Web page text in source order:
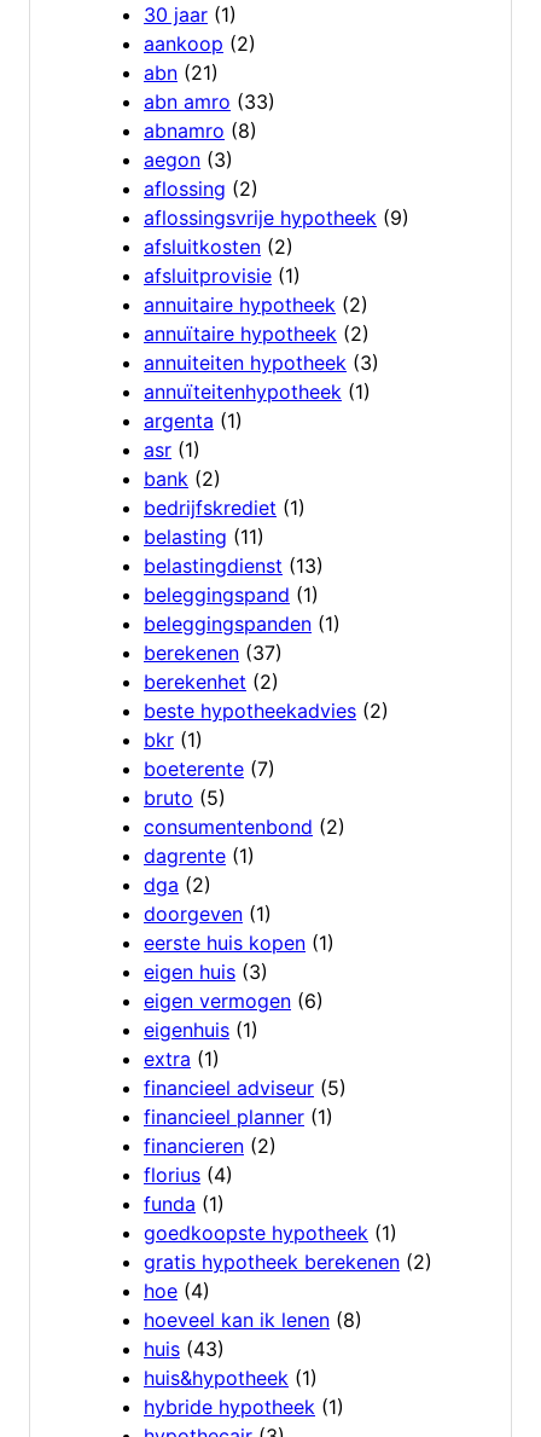
30 jaar (1)
aankoop (2)
abn (21)
abn amro (33)
abnamro (8)
aegon (3)
aflossing (2)
aflossingsvrije hypotheek (9)
afsluitkosten (2)
afsluitprovisie (1)
annuitaire hypotheek (2)
annuïtaire hypotheek (2)
annuiteiten hypotheek (3)
annuïteitenhypotheek (1)
argenta (1)
asr (1)
bank (2)
bedrijfskrediet (1)
belasting (11)
belastingdienst (13)
beleggingspand (1)
beleggingspanden (1)
berekenen (37)
berekenhet (2)
beste hypotheekadvies (2)
bkr (1)
boeterente (7)
bruto (5)
consumentenbond (2)
dagrente (1)
dga (2)
doorgeven (1)
eerste huis kopen (1)
eigen huis (3)
eigen vermogen (6)
eigenhuis (1)
extra (1)
financieel adviseur (5)
financieel planner (1)
financieren (2)
florius (4)
funda (1)
goedkoopste hypotheek (1)
gratis hypotheek berekenen (2)
hoe (4)
hoeveel kan ik lenen (8)
huis (43)
huis&hypotheek (1)
hybride hypotheek (1)